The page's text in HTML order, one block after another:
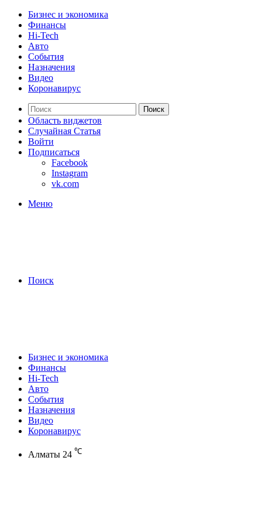
Бизнес и экономика
Финансы
Hi-Tech
Авто
События
Назначения
Видео
Коронавирус
Поиск
Область виджетов
Случайная Статья
Войти
Подписаться
Facebook
Instagram
vk.com
Меню
Поиск
Бизнес и экономика
Финансы
Hi-Tech
Авто
События
Назначения
Видео
Коронавирус
Алматы 24 ℃